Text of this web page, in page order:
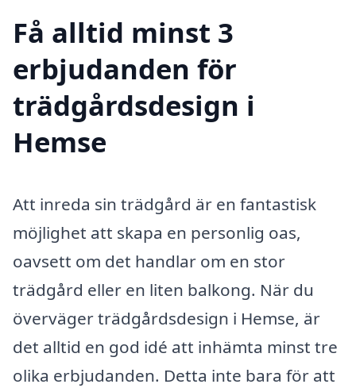
Få alltid minst 3
erbjudanden för
trädgårdsdesign i
Hemse
Att inreda sin trädgård är en fantastisk
möjlighet att skapa en personlig oas,
oavsett om det handlar om en stor
trädgård eller en liten balkong. När du
överväger trädgårdsdesign i Hemse, är
det alltid en god idé att inhämta minst tre
olika erbjudanden. Detta inte bara för att